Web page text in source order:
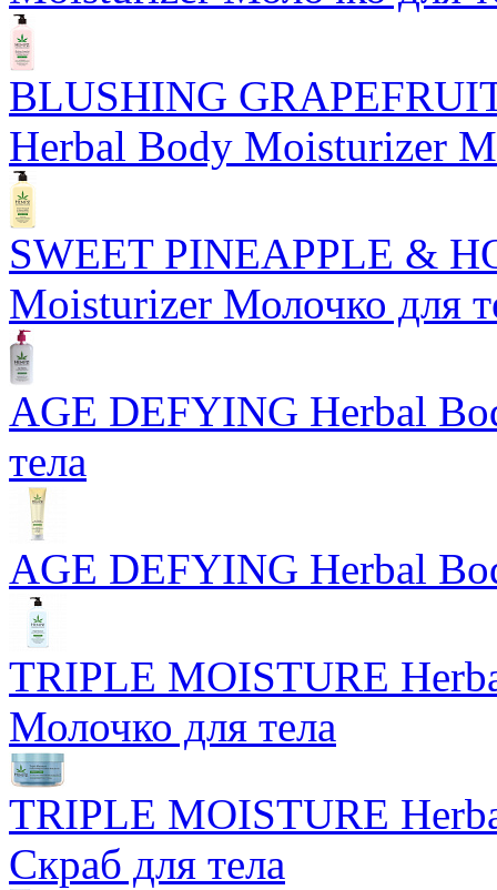
BLUSHING
Herbal Body Moisturizer
SWEET PINEAPPLE &
Moisturizer Молочко для
AGE DEFYING Herbal
тела
AGE DEFYING Herbal
TRIPLE MOISTURE
Молочко для тела
TRIPLE MOISTURE
Скраб для тела